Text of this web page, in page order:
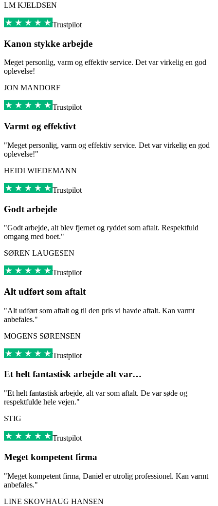
LM KJELDSEN
Trustpilot
Kanon stykke arbejde
Meget personlig, varm og effektiv service. Det var virkelig en god
oplevelse!
JON MANDORF
Trustpilot
Varmt og effektivt
"Meget personlig, varm og effektiv service. Det var virkelig en god
oplevelse!"
HEIDI WIEDEMANN
Trustpilot
Godt arbejde
"Godt arbejde, alt blev fjernet og ryddet som aftalt. Respektfuld
omgang med boet."
SØREN LAUGESEN
Trustpilot
Alt udført som aftalt
"Alt udført som aftalt og til den pris vi havde aftalt. Kan varmt
anbefales."
MOGENS SØRENSEN
Trustpilot
Et helt fantastisk arbejde alt var…
"Et helt fantastisk arbejde, alt var som aftalt. De var søde og
respektfulde hele vejen."
STIG
Trustpilot
Meget kompetent firma
"Meget kompetent firma, Daniel er utrolig professionel. Kan varmt
anbefales."
LINE SKOVHAUG HANSEN